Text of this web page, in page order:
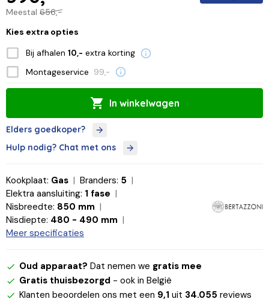
Meestal 656,-
Kies extra opties
Bij afhalen 10,- extra korting
Montageservice 99,-
In winkelwagen
Elders goedkoper?
Hulp nodig? Chat met ons
Kookplaat: Gas Branders: 5
Elektra aansluiting: 1 fase
Nisbreedte: 850 mm
Nisdiepte: 480 - 490 mm
Meer specificaties
Oud apparaat? Dat nemen we gratis mee
Gratis thuisbezorgd - ook in België
Klanten beoordelen ons met een 9,1 uit 34.055 reviews